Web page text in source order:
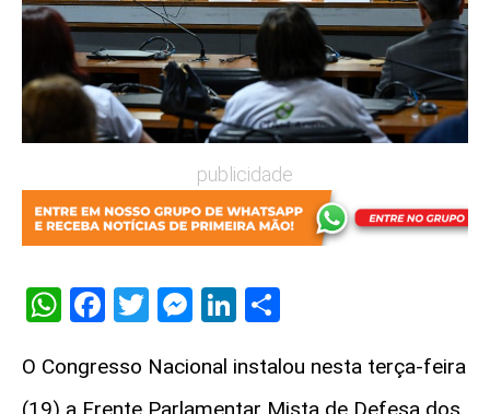
publicidade
WhatsApp
Facebook
Twitter
Messenger
LinkedIn
O Congresso Nacional instalou nesta terça-feira